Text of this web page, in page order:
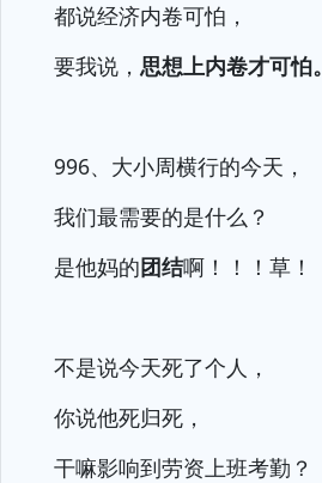
都说经济内卷可怕，
要我说， 思想上内卷才可怕。
996、大小周横行的今天，
我们最需要的是什么？
是他妈的团结啊！！！草！
不是说今天死了个人，
你说他死归死，
干嘛影响到劳资上班考勤？